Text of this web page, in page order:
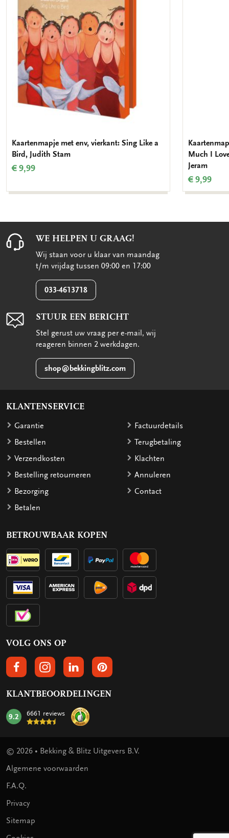
Kaartenmapje met env, vierkant: Sing Like a
Bird, Judith Stam
€ 9,99
Much I
Jeram
€ 9,99
WE HELPEN U GRAAG!
Wij staan voor u klaar van maandag
t/m vrijdag tussen 09:00 en 17:00
033-4613718
STUUR EEN BERICHT
Stel gerust uw vraag per e-mail, wij
reageren binnen 2 werkdagen.
shop@bekkingblitz.com
KLANTENSERVICE
Garantie
Bestellen
Verzendkosten
Bestelling retourneren
Bezorging
Betalen
Factuurdetails
Terugbetaling
Klachten
Annuleren
Contact
BETROUWBAAR KOPEN
VOLG ONS OP
VOLGS ONS OP FACEBOOK
VOLG ONS OP INSTAGRAM
VOLG ONS OP LINKEDIN
VOLG ONS OP PINTEREST
KLANTBEOORDELINGEN
mark:
9.2 6661 reviews
© 2026 • Bekking & Blitz Uitgevers B.V.
Algemene voorwaarden
F.A.Q.
Privacy
Sitemap